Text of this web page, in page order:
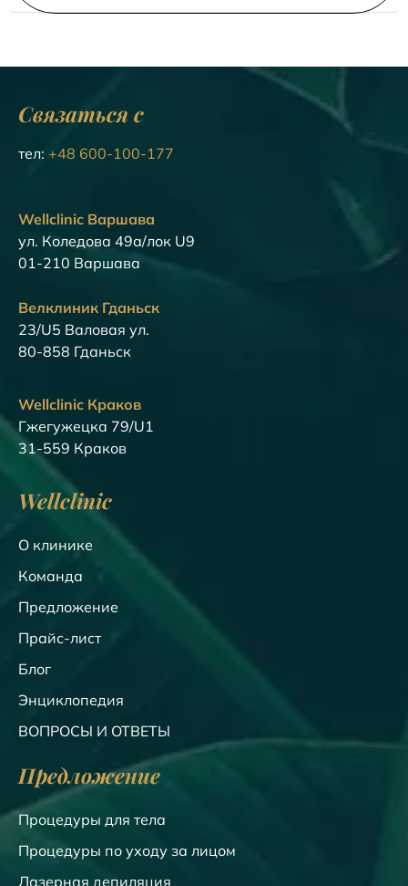
Связаться с
тел: +48 600-100-177
Wellclinic Варшава
ул. Коледова 49а/лок U9
01-210 Варшава
Велклиник Гданьск
23/U5 Валовая ул.
80-858 Гданьск
Wellclinic Краков
Гжегужецка 79/U1
31-559 Краков
Wellclinic
О клинике
Команда
Предложение
Прайс-лист
Блог
Энциклопедия
ВОПРОСЫ И ОТВЕТЫ
Предложение
Процедуры для тела
Процедуры по уходу за лицом
Лазерная депиляция